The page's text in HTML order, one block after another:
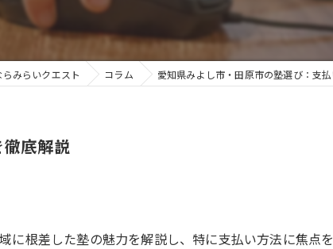
みらいクエスト コラム 愛知県みよし市・田原市の塾選び：支
底解説
根差した塾の魅力を解説し、特に支払い方法に焦点